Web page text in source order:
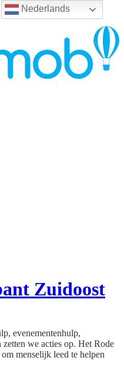
Nederlands
Zuidoost
evenementenhulp,
we acties op. Het Rode
menselijk leed te helpen